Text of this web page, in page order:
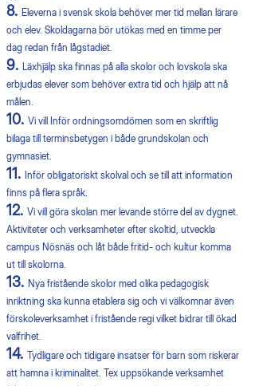
8. Eleverna i svensk skola behöver mer tid mellan lärare
och elev. Skoldagarna bör utökas med en timme per
dag redan från lågstadiet.
9. Läxhjälp ska finnas på alla skolor och lovskola ska
erbjudas elever som behöver extra tid och hjälp att nå
målen.
10. Vi vill Inför ordningsomdömen som en skriftlig
bilaga till terminsbetygen i både grundskolan och
gymnasiet.
11. Inför obligatoriskt skolval och se till att information
finns på flera språk.
12. Vi vill göra skolan mer levande större del av dygnet.
Aktiviteter och verksamheter efter skoltid, utveckla
campus Nösnäs och låt både fritid- och kultur komma
ut till skolorna.
13. Nya fristående skolor med olika pedagogisk
inriktning ska kunna etablera sig och vi välkomnar även
förskoleverksamhet i fristående regi vilket bidrar till ökad
valfrihet.
14. Tydligare och tidigare insatser för barn som riskerar
att hamna i kriminalitet. Tex uppsökande verksamhet